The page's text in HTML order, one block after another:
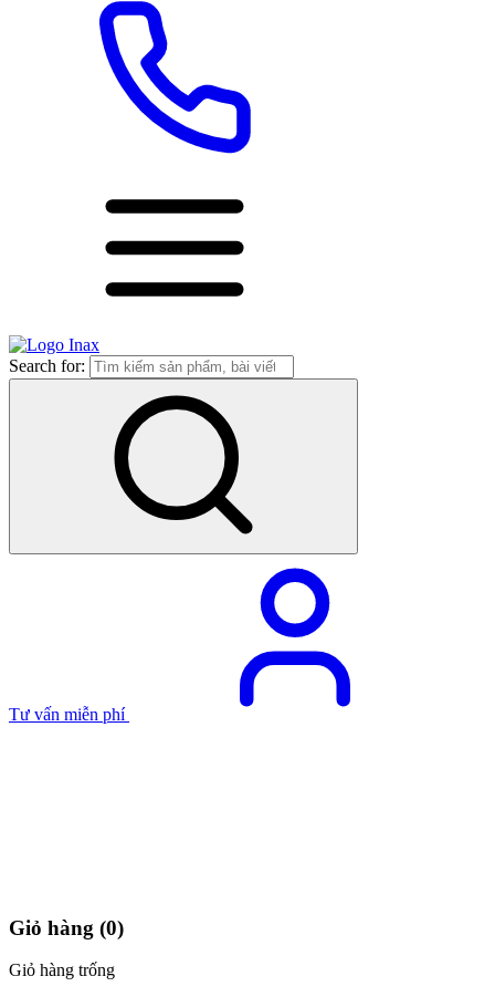
Search for:
Tư vấn miễn phí
Giỏ hàng (0)
Giỏ hàng trống